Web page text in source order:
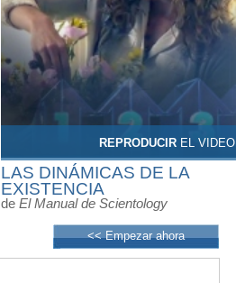
REPRODUCIREL VIDEO
LAS DINÁMICAS DE LA
EXISTENCIA
de El Manual de Scientology
<< Empezar ahora